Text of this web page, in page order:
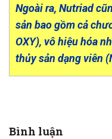
Ngoài ra, Nutriad
sản bao gồm cả
OXY), vô hiệu hóa
thủy sản dạng viên
Bình luận